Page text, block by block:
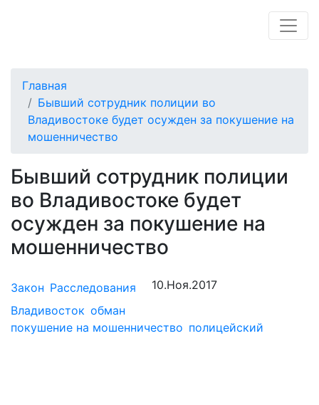
Главная
Бывший сотрудник полиции во
Владивостоке будет осужден за покушение на
мошенничество
Бывший сотрудник полиции
во Владивостоке будет
осужден за покушение на
мошенничество
Закон Расследования
10.Ноя.2017
Владивосток обман
покушение на мошенничество полицейский